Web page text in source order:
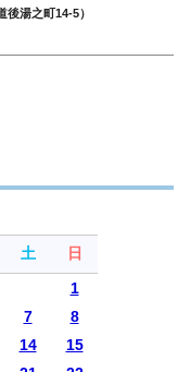
後湯之町14-5）
土 日
1
7
8
14
15